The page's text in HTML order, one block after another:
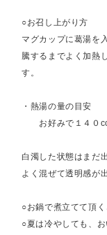
○お召し上がり方
マグカップに葛湯を
騰するまでよく加熱
す。
・熱湯の量の目安
お好みで１４０
白濁した状態はまだ
よく混ぜて透明感が
○お鍋で煮立てて頂
○夏は冷やしても、